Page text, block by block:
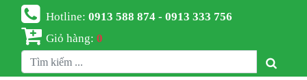
Hotline:0913 588 874 - 0913 333 756
Giỏ hàng:0